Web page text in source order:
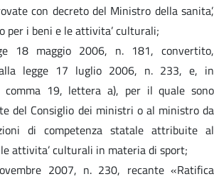
con decreto del Ministro della sanita’,
per i beni e le attivita’ culturali;
18 maggio 2006, n. 181, convertito,
legge 17 luglio 2006, n. 233, e, in
19, lettera a), per il quale sono
del Consiglio dei ministri o al ministro da
di competenza statale attribuite al
attivita’ culturali in materia di sport;
2007, n. 230, recante «Ratifica